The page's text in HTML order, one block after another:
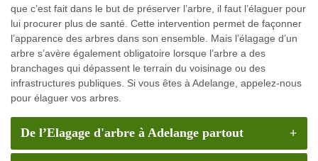
que c’est fait dans le but de préserver l’arbre, il faut l’élaguer pour
lui procurer plus de santé. Cette intervention permet de façonner
l’apparence des arbres dans son ensemble. Mais l’élagage d’un
arbre s’avère également obligatoire lorsque l’arbre a des
branchages qui dépassent le terrain du voisinage ou des
infrastructures publiques. Si vous êtes à Adelange, appelez-nous
pour élaguer vos arbres.
De l’Elagage d'arbre à Adelange partout